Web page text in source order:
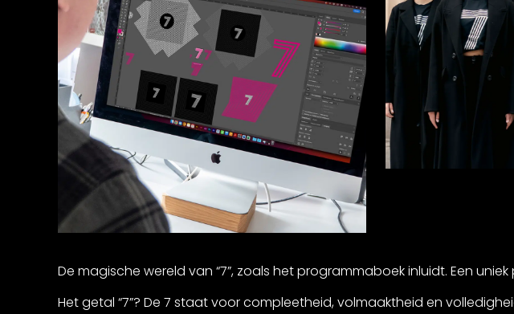
De magische wereld van “7”, zoals het programmaboek inluidt. Een
Het getal “7”? De 7 staat voor compleetheid, volmaaktheid en